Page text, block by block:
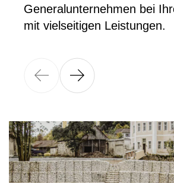
Generalunternehmen bei
mit vielseitigen Leistungen.